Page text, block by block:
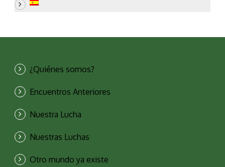
¿Quiénes somos?
Encuentros Anteriores
Nuestra Lucha
Nuestras Luchas
Otro mundo ya existe